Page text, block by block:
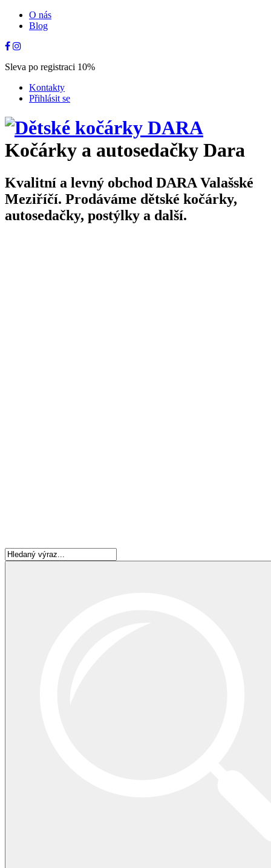
O nás
Blog
Sleva po registraci 10%
Kontakty
Přihlásit se
Kočárky a autosedačky Dara
Kvalitní a levný obchod DARA Valašské
Meziříčí. Prodáváme dětské kočárky,
autosedačky, postýlky a další.